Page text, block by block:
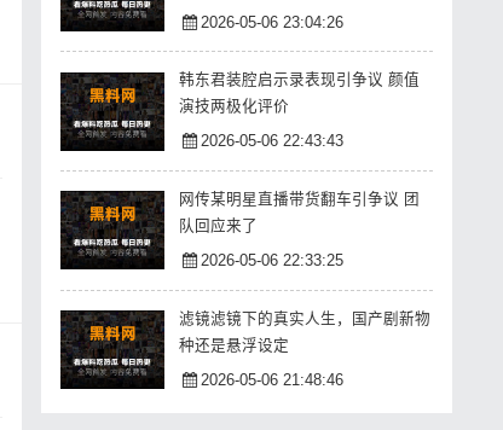
2026-05-06 23:04:26
韩东君装腔启示录表现引争议 颜值
演技两极化评价
2026-05-06 22:43:43
网传某明星直播带货翻车引争议 团
队回应来了
2026-05-06 22:33:25
滤镜滤镜下的真实人生，国产剧新物
种还是悬浮设定
2026-05-06 21:48:46